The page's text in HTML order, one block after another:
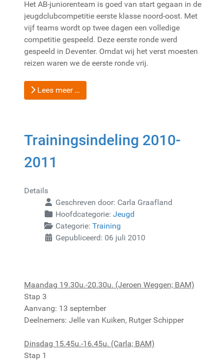
Het AB-juniorenteam is goed van start gegaan in de
jeugdclubcompetitie eerste klasse noord-oost. Met
vijf teams wordt op twee dagen een volledige
competitie gespeeld. Deze eerste ronde werd
gespeeld in Deventer. Omdat wij het verst moesten
reizen waren we de eerste ronde vrij.
Lees meer …
Trainingsindeling 2010-
2011
Details
Geschreven door: Carla Graafland
Hoofdcategorie: Jeugd
Categorie: Training
Gepubliceerd: 06 juli 2010
Maandag 19.30u.-20.30u. (Jeroen Weggen; BAM)
Stap 3
Aanvang: 13 september
Deelnemers: Jelle van Kuiken, Rutger Schipper
Dinsdag 15.45u.-16.45u. (Carla; BAM)
Stap 1